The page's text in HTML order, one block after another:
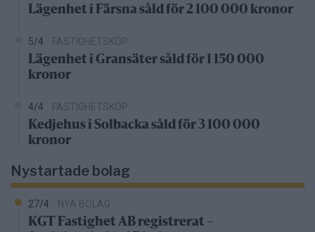
Lägenhet i Färsna såld för 2 100 000 kronor
5/4 FASTIGHETSKÖP
Lägenhet i Gransäter såld för 1 150 000
kronor
4/4 FASTIGHETSKÖP
Kedjehus i Solbacka såld för 3 100 000
kronor
Nystartade bolag
27/4 NYA BOLAG
KGT Fastighet AB registrerat –